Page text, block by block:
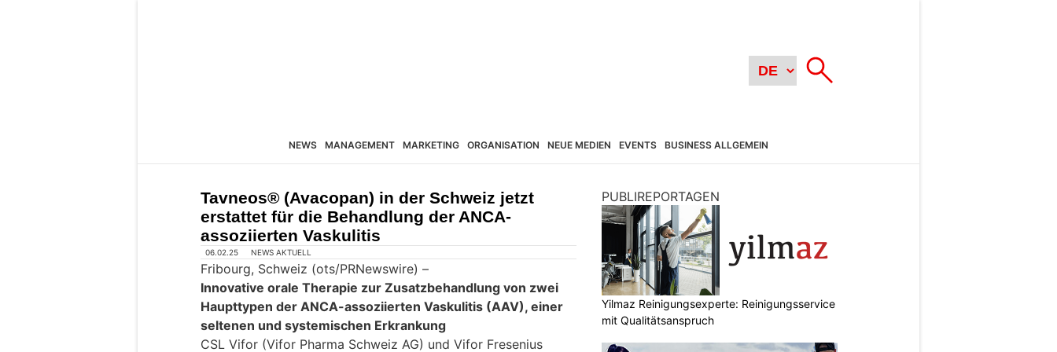
NEWS MANAGEMENT MARKETING ORGANISATION NEUE MEDIEN EVENTS BUSINESS ALLGEMEIN
Tavneos® (Avacopan) in der Schweiz jetzt
erstattet für die Behandlung der ANCA-
assoziierten Vaskulitis
06.02.25 NEWS AKTUELL
Fribourg, Schweiz (ots/PRNewswire) –
Innovative orale Therapie zur Zusatzbehandlung von zwei
Haupttypen der ANCA-assoziierten Vaskulitis (AAV), einer
seltenen und systemischen Erkrankung
CSL Vifor (Vifor Pharma Schweiz AG) und Vifor Fresenius
PUBLIREPORTAGEN
Yilmaz Reinigungsexperte: Reinigungsservice
mit Qualitätsanspruch